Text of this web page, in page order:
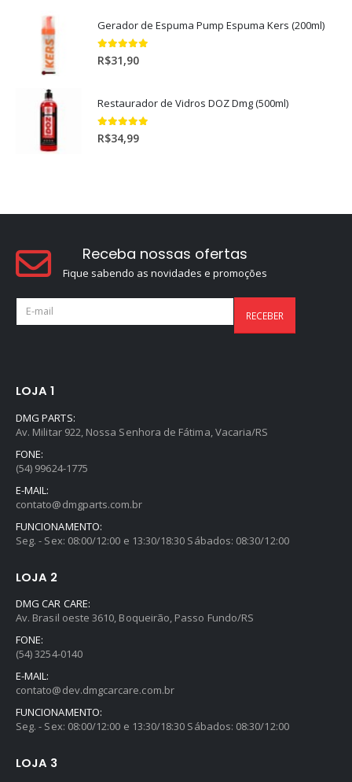
Gerador de Espuma Pump Espuma Kers (200ml)
5.00 out of 5
R$31,90
Restaurador de Vidros DOZ Dmg (500ml)
5.00out of 5
R$34,99
Receba nossas ofertas
Fique sabendo as novidades e promoções
LOJA 1
DMG PARTS:
Av. Militar 922, Nossa Senhora de Fátima, Vacaria/RS
FONE:
(54) 99624-1775
E-MAIL:
contato@dmgparts.com.br
FUNCIONAMENTO:
Seg. - Sex: 08:00/12:00 e 13:30/18:30 Sábados: 08:30/12:00
LOJA 2
DMG CAR CARE:
Av. Brasil oeste 3610, Boqueirão, Passo Fundo/RS
FONE:
(54) 3254-0140
E-MAIL:
contato@dev.dmgcarcare.com.br
FUNCIONAMENTO:
Seg. - Sex: 08:00/12:00 e 13:30/18:30 Sábados: 08:30/12:00
LOJA 3